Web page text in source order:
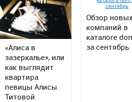
«Алиса в
зазеркалье», или
как выглядит
квартира
певицы Алисы
Титовой
Обзор
компаний в
каталоге
за сентябрь